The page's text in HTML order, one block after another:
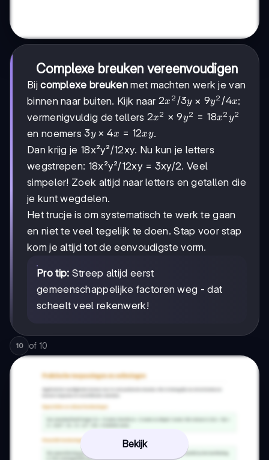
Complexe breuken vereenvoudigen
Bijcomplexe breuken met machten werk je van
binnen naar buiten. Kijk naar2x²/3y
2x 2 /3y ×9y²/4x
9y2 /4x:
vermenigvuldig de tellers 2x² ×
18x²y²
2x2 × 9y2 = 18x2 y2
en noemers3y ×
4x =
12xy
3y × 4x = 12xy.
Dan krijg je 18x²y²/12xy. Nu kun je letters
wegstrepen: 18x²y²/12xy = 3xy/2. Veel
simpeler! Zoek altijd naar letters en getallen die
je kunt wegdelen.
Het trucje is om systematisch te werk te gaan
en niet te veel tegelijk te doen. Stap voor stap
kom je altijd tot de eenvoudigste vorm.
Pro tip: Streep altijd eerst
gemeenschappelijke factoren weg - dat
scheelt veel rekenwerk!
10 of 10
Bekijk